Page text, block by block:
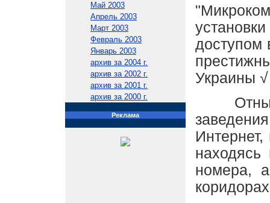
Май 2003
Апрель 2003
Март 2003
Февраль 2003
Январь 2003
архив за 2004 г.
архив за 2002 г.
архив за 2001 г.
архив за 2000 г.
Реклама
доступом
Украины
Отныне
находясь
номера,